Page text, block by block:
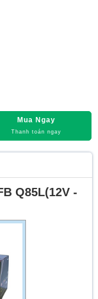
Mua Ngay
Thanh toán ngay
Q85L(12V -